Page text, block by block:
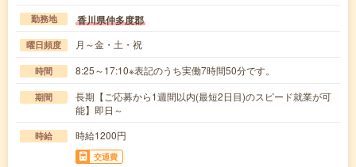
勤務地 香川県仲多度郡
曜日頻度 月～金・土・祝
時間 8:25～17:10※表記のうち実働7時間50分です。
期間
長期【ご応募から1週間以内(最短2日目)のスピード就業が可
能】即日～
時給 時給1200円
交通費